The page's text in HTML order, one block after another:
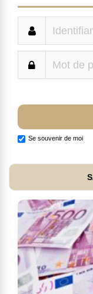
Se souvenir de moi